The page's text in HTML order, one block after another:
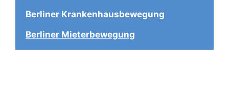
Berliner Krankenhausbewegung
Berliner Mieterbewegung